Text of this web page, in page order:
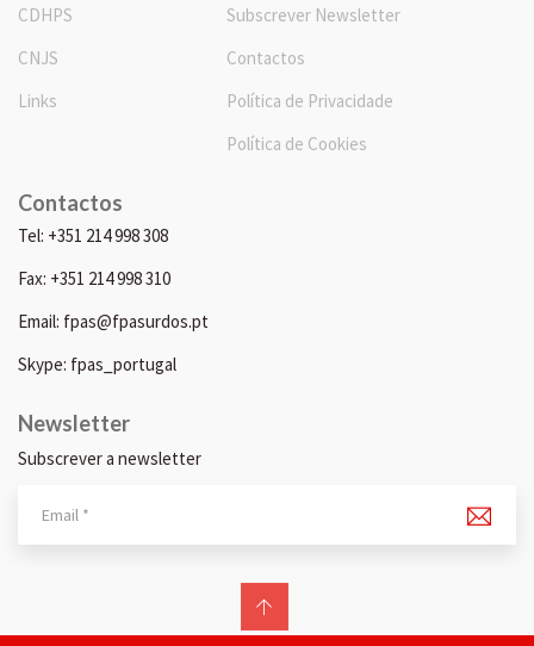
CDHPS
CNJS
Links
Subscrever Newsletter
Contactos
Política de Privacidade
Política de Cookies
Contactos
Tel: +351 214 998 308
Fax: +351 214 998 310
Email: fpas@fpasurdos.pt
Skype: fpas_portugal
Newsletter
Subscrever a newsletter